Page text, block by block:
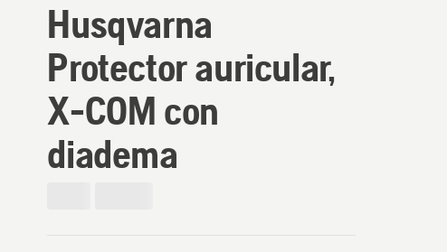
Husqvarna
Protector auricular,
X-COM con
diadema